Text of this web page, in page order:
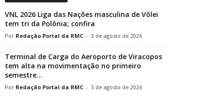
VNL 2026 Liga das Nações masculina de Vôlei
tem tri da Polônia; confira
Redação Portal da RMC - 3 de agosto de 2026
Terminal de Carga do Aeroporto de Viracopos
tem alta na movimentação no primeiro
semestre...
Redação Portal da RMC - 3 de agosto de 2026